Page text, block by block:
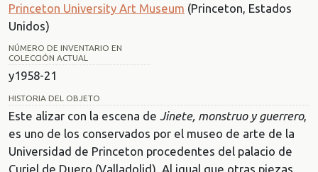
Princeton University Art Museum (Princeton, Estados
Unidos)
NÚMERO DE INVENTARIO EN
COLECCIÓN ACTUAL
y1958-21
HISTORIA DEL OBJETO
Este alizar con la escena de Jinete, monstruo y guerrero,
es uno de los conservados por el museo de arte de la
Universidad de Princeton procedentes del palacio de
Curiel de Duero (Valladolid). Al igual que otras piezas